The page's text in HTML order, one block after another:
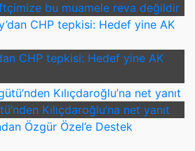
bu muamele reva değildir
CHP tepkisi: Hedef yine AK
Kılıçdaroğlu’na net yanıt